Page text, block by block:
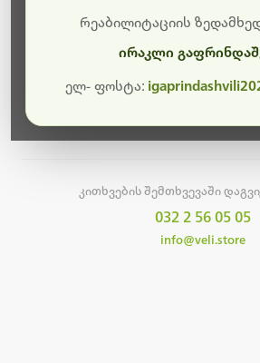
კითხვების შემთხვევაში
032 2 56 05 05
info@veli.store
რეაბილიტაციის
ირაკლი
ელ- ფოსტა: